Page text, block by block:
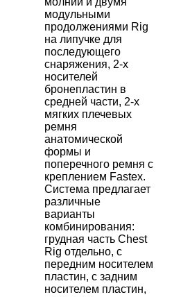
модульными
продолжениями Rig
на липучке для
последующего
снаряжения, 2-х
носителей
бронепластин в
средней части, 2-х
мягких плечевых
ремня
анатомической
формы и
поперечного ремня с
креплением Fastex.
Система предлагает
различные
варианты
комбинирования:
грудная часть Chest
Rig отдельно, с
передним носителем
пластин, с задним
носителем пластин,